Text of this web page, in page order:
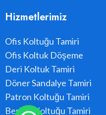
Hizmetlerimiz
Ofis Koltuğu Tamiri
Ofis Koltuk Döşeme
Deri Koltuk Tamiri
Döner Sandalye Tamiri
Patron Koltuğu Tamiri
Berber Koltuğu Tamiri